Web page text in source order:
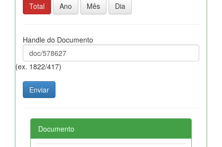
Total
Ano Mês Dia
Handle do Documento
(ex. 1822/417)
Documento